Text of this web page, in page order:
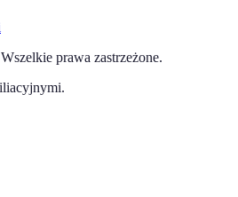
Wszelkie prawa zastrzeżone.